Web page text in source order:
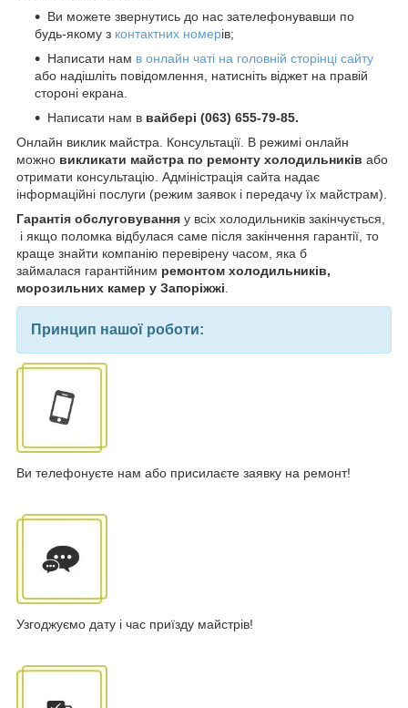
Ви можете звернутись до нас зателефонувавши по
будь-якому з контактних номерів;
Написати нам в онлайн чаті на головній сторінці сайту
або надішліть повідомлення, натисніть віджет на правій
стороні екрана.
Написати нам в вайбері (063) 655-79-85.
Онлайн виклик майстра. Консультації. В режимі онлайн
можно викликати майстра по ремонту холодильників або
отримати консультацію. Адміністрація сайта надає
інформаційні послуги (режим заявок і передачу їх майстрам).
Гарантія обслуговування у всіх холодильників закінчується,
і якщо поломка відбулася саме після закінчення гарантії, то
краще знайти компанію перевірену часом, яка б
займалася гарантійним ремонтом холодильників,
морозильних камер у Запоріжжі
Принцип нашої роботи:
Ви телефонуєте нам або присилаєте заявку на ремонт!
Узгоджуємо дату і час приїзду майстрів!